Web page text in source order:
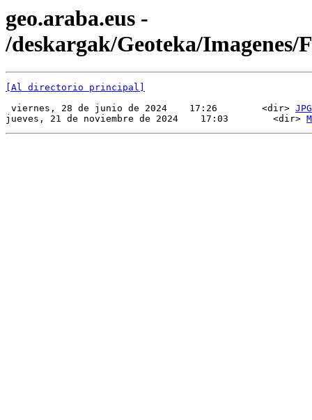
geo.araba.eus -
/deskargak/Geoteka/Imagenes/
[Al directorio principal]
viernes, 28 de junio de 2024    17:26        <dir> JPG
jueves, 21 de noviembre de 2024    17:03        <dir>